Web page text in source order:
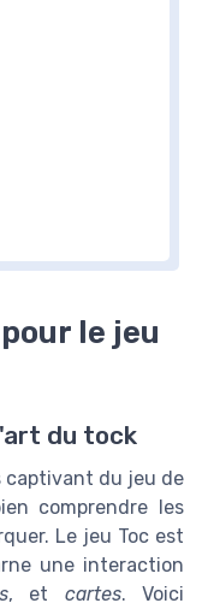
le jeu
du tock
captivant du jeu de
comprendre les
Le jeu Toc est
une interaction
, et cartes. Voici